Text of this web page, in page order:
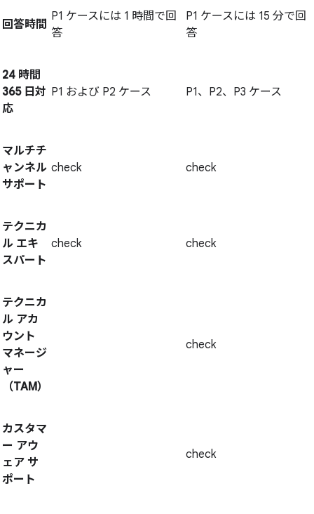
回答時間
P1 ケースには 1 時間で回
答
P1 ケースには 15 分で回
答
24 時間
365 日対
応
P1 および P2 ケース P1、P2、P3 ケース
マルチチ
ャンネル
サポート
check check
テクニカ
ル エキ
スパート
check check
テクニカ
ル アカ
ウント
マネージ
ャー
（TAM）
check
カスタマ
ー アウ
ェア サ
ポート
check